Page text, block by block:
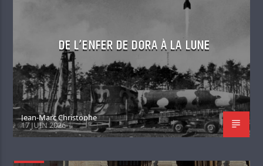
DE L’ENFER DE DORA À LA LUNE
Jean-Marc Christophe
17 JUIN 2026